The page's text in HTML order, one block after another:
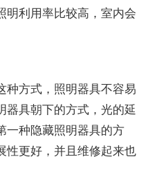
明利用率比较高，室内会
种方式，照明器具不容易
器具朝下的方式，光的延
一种隐藏照明器具的方
性更好，并且维修起来也